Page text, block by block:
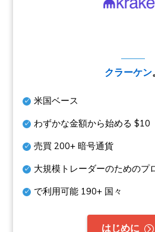
クラーケン。
米国ベース
わずかな金額から始める$10
売買200+ 暗号通貨
大規模トレーダーのためのプ
で利用可能 190+ 国々
はじめに